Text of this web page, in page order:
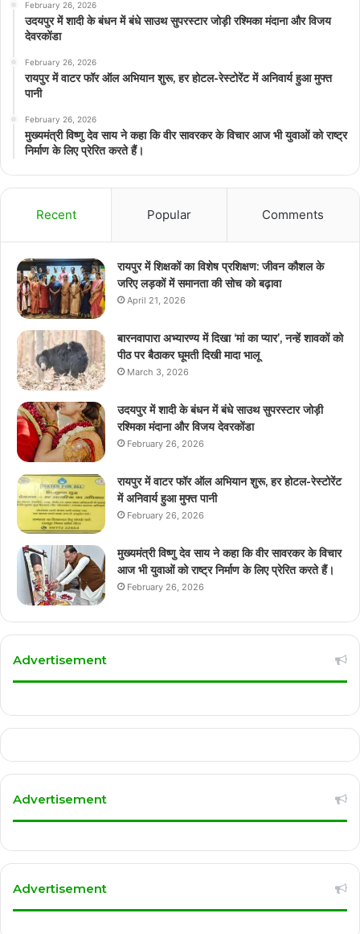
February 26, 2026
उदयपुर में शादी के बंधन में बंधे साउथ सुपरस्टार जोड़ी रश्मिका मंदाना और विजय
देवरकोंडा
February 26, 2026
रायपुर में वाटर फॉर ऑल अभियान शुरू, हर होटल-रेस्टोरेंट में अनिवार्य हुआ मुफ्त
पानी
February 26, 2026
मुख्यमंत्री विष्णु देव साय ने कहा कि वीर सावरकर के विचार आज भी युवाओं को राष्ट्र
निर्माण के लिए प्रेरित करते हैं।
Recent Popular Comments
रायपुर में शिक्षकों का विशेष प्रशिक्षण: जीवन कौशल के
जरिए लड़कों में समानता की सोच को बढ़ावा
April 21, 2026
बारनवापारा अभ्यारण्य में दिखा ‘मां का प्यार’, नन्हें शावकों को
पीठ पर बैठाकर घूमती दिखी मादा भालू
March 3, 2026
उदयपुर में शादी के बंधन में बंधे साउथ सुपरस्टार जोड़ी
रश्मिका मंदाना और विजय देवरकोंडा
February 26, 2026
रायपुर में वाटर फॉर ऑल अभियान शुरू, हर होटल-रेस्टोरेंट
में अनिवार्य हुआ मुफ्त पानी
February 26, 2026
मुख्यमंत्री विष्णु देव साय ने कहा कि वीर सावरकर के विचार
आज भी युवाओं को राष्ट्र निर्माण के लिए प्रेरित करते हैं।
February 26, 2026
Advertisement
Advertisement
Advertisement